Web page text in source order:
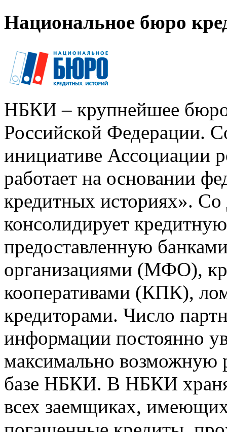
Национальное бюро
НБКИ – крупнейшее
Российской Федерации.
инициативе Ассоциации
работает на основании
кредитных историях».
консолидирует
предоставленную
организациями (МФО),
кооперативами (КПК),
кредиторами. Число
информации постоянно
максимально возможную
базе НБКИ. В НБКИ
всех заемщиках,